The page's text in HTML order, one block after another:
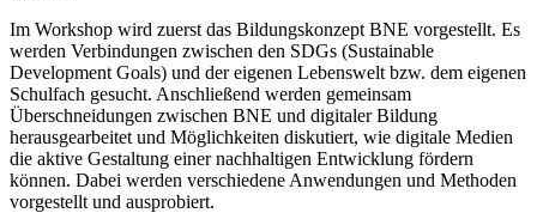
Im Workshop wird zuerst das Bildungskonzept BNE vorgestellt. Es
werden Verbindungen zwischen den SDGs (Sustainable
Development Goals) und der eigenen Lebenswelt bzw. dem eigenen
Schulfach gesucht. Anschließend werden gemeinsam
Überschneidungen zwischen BNE und digitaler Bildung
herausgearbeitet und Möglichkeiten diskutiert, wie digitale Medien
die aktive Gestaltung einer nachhaltigen Entwicklung fördern
können. Dabei werden verschiedene Anwendungen und Methoden
vorgestellt und ausprobiert.